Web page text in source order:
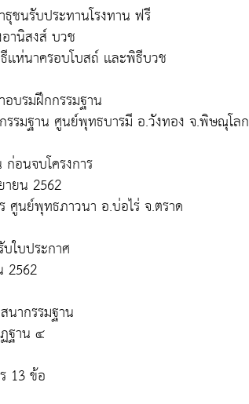
ธุชนรับประทานโรงทาน ฟรี
านิสงส์ บวช
เห่นาครอบโบสถ์ เเละพิธีบวช
อบรมฝึกกรรมฐาน
รมฐาน ศูนย์พุทธบารมี อ.วังทอง จ.พิษณุโลก
อนจบโครงการ
ายน 2562
ศูนย์พุทธภาวนา อ.บ่อไร่ จ.ตราด
บใบประกาศ
2562
ากรรมฐาน
ฐาน ๔
13 ข้อ